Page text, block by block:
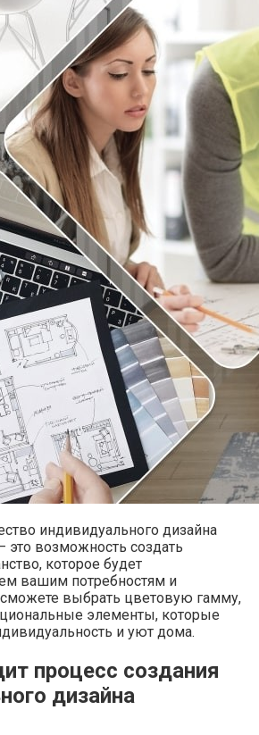
индивидуального дизайна
это возможность создать
которое будет
вашим потребностям и
выбрать цветовую гамму,
элементы, которые
и уют дома.
процесс создания
дизайна